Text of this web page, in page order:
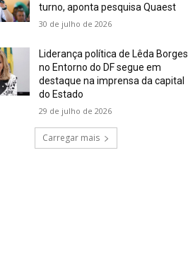
turno, aponta pesquisa Quaest
30 de julho de 2026
Liderança política de Lêda Borges
no Entorno do DF segue em
destaque na imprensa da capital
do Estado
29 de julho de 2026
Carregar mais